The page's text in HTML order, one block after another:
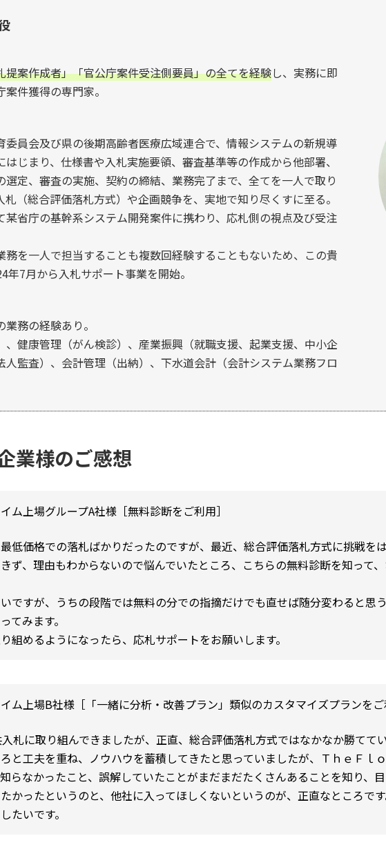
案作成者」「官公庁案件受注側要員」の全てを経験し、実務に即
件獲得の専門家。
委員会及び県の後期高齢者医療広域連合で、情報システムの新規導
じまり、仕様書や入札実施要領、審査基準等の作成から他部署、
定、審査の実施、契約の締結、業務完了まで、全てを一人で取り
（総合評価落札方式）や企画競争を、実地で知り尽くすに至る。
某省庁の基幹系システム開発案件に携わり、応札側の視点及び受注
務を一人で担当することも複数回経験することもないため、この貴
7月から入札サポート事業を開始。
務の経験あり。
健康管理（がん検診）、産業振興（就職支援、起業支援、中小企
人監査）、会計管理（出納）、下水道会計（会計システム業務フロ
業様のご感想
ム上場グループA社様［無料診断をご利用］
低価格での落札ばかりだったのですが、最近、総合評価落札方式に挑戦を
ず、理由もわからないので悩んでいたところ、こちらの無料診断を知って
ですが、うちの段階では無料の分での指摘だけでも直せば随分変わると思
てみます。
組めるようになったら、応札サポートをお願いします。
ム上場B社様［「一緒に分析・改善プラン」類似のカスタマイズプランをご
札に取り組んできましたが、正直、総合評価落札方式ではなかなか勝てて
と工夫を重ね、ノウハウを蓄積してきたと思っていましたが、ＴｈｅＦｌ
らなかったこと、誤解していたことがまだまだたくさんあることを知り、目
かったというのと、他社に入ってほしくないというのが、正直なところで
たいです。